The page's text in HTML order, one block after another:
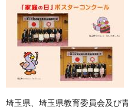
埼玉県、埼玉県教育委員会及び